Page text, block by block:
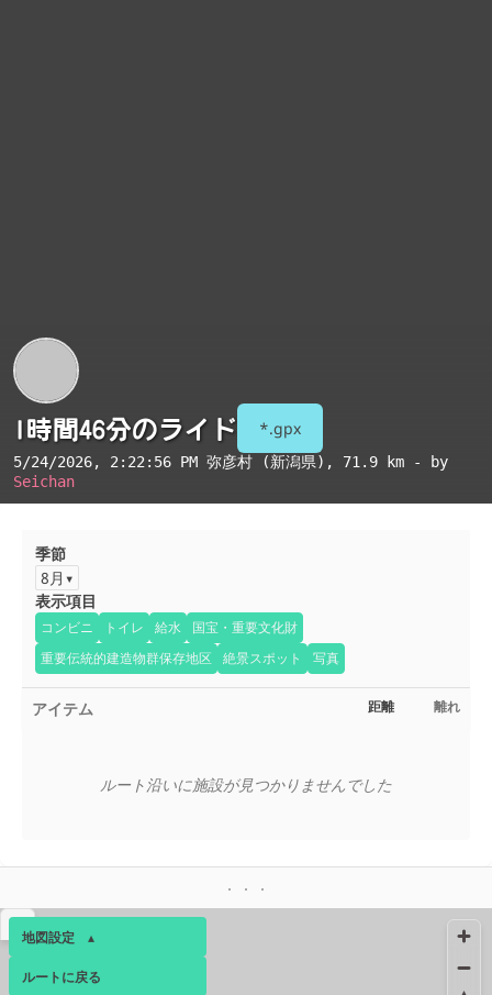
1時間46分のライド *.gpx
5/24/2026, 2:22:56 PM 弥彦村 (新潟県) , 71.9 km - by
Seichan
季節
8月
表示項目
コンビニ トイレ 給水
国宝・重要文化財
重要伝統的建造物群保存地区
絶景スポット 写真
アイテム 距離 離れ
ルート沿いに施設が見つかりませんでした
地図設定 ▴
ベース ▴
ルートに戻る